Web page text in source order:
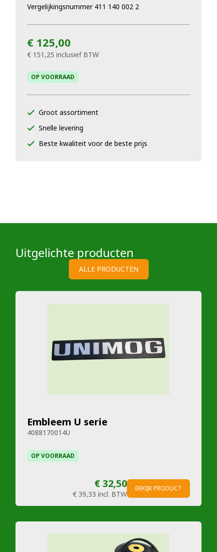
Vergelijkingsnummer 411 140 002 2
€ 125,00
€ 151,25 inclusief BTW
OP VOORRAAD
Groot assortiment
Snelle levering
Beste kwaliteit voor de beste prijs
Uitgelichte producten
ALLE PRODUCTEN
Embleem U serie
4088170014U
OP VOORRAAD
€ 32,50
€ 39,33 incl. BTW
BEKIJK PRODUCT